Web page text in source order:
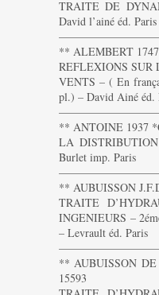
TRAITE DE
David l’ainé éd. Paris
** ALEMBERT
REFLEXIONS SUR
VENTS – ( En
pl.) – David Ainé éd.
** ANTOINE 1937
LA
Burlet imp. Paris
** AUBUISSON
TRAITE
INGENIEURS –
– Levrault éd. Paris
** AUBUISSON DE
15593